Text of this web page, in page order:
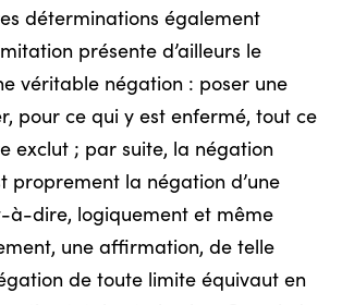
déterminations également
présente d’ailleurs le
véritable négation : poser une
pour ce qui y est enfermé, tout ce
exclut ; par suite, la négation
proprement la négation d’une
à-dire, logiquement et même
une affirmation, de telle
de toute limite équivaut en